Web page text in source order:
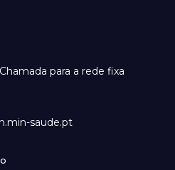
para a rede fixa
saude.pt